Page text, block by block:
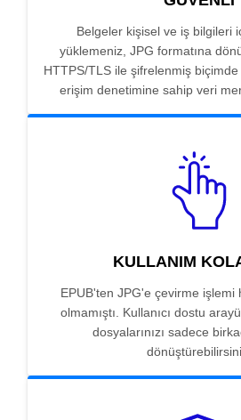
Belgeler kişisel ve iş bilgileri
yüklemeniz, JPG formatına
HTTPS/TLS ile şifrelenmiş
erişim denetimine sahip veri
KULLANIM
EPUB'ten JPG'e çevirme işlemi
olmamıştı. Kullanıcı dostu
dosyalarınızı sadece